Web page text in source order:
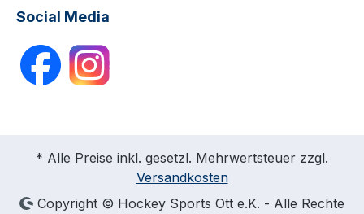
Social Media
* Alle Preise inkl. gesetzl. Mehrwertsteuer zzgl.
Versandkosten
Copyright © Hockey Sports Ott e.K. - Alle Rechte